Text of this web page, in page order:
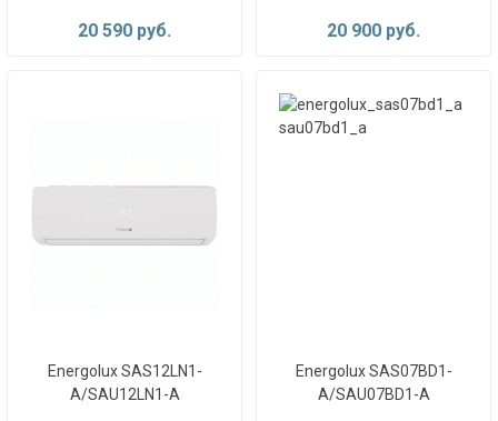
20 590 руб. 20 900 руб.
Energolux SAS12LN1-
A/SAU12LN1-A
Energolux SAS07BD1-
A/SAU07BD1-A